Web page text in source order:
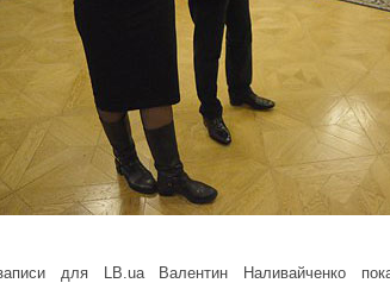
для LB.ua Валентин Наливайченко